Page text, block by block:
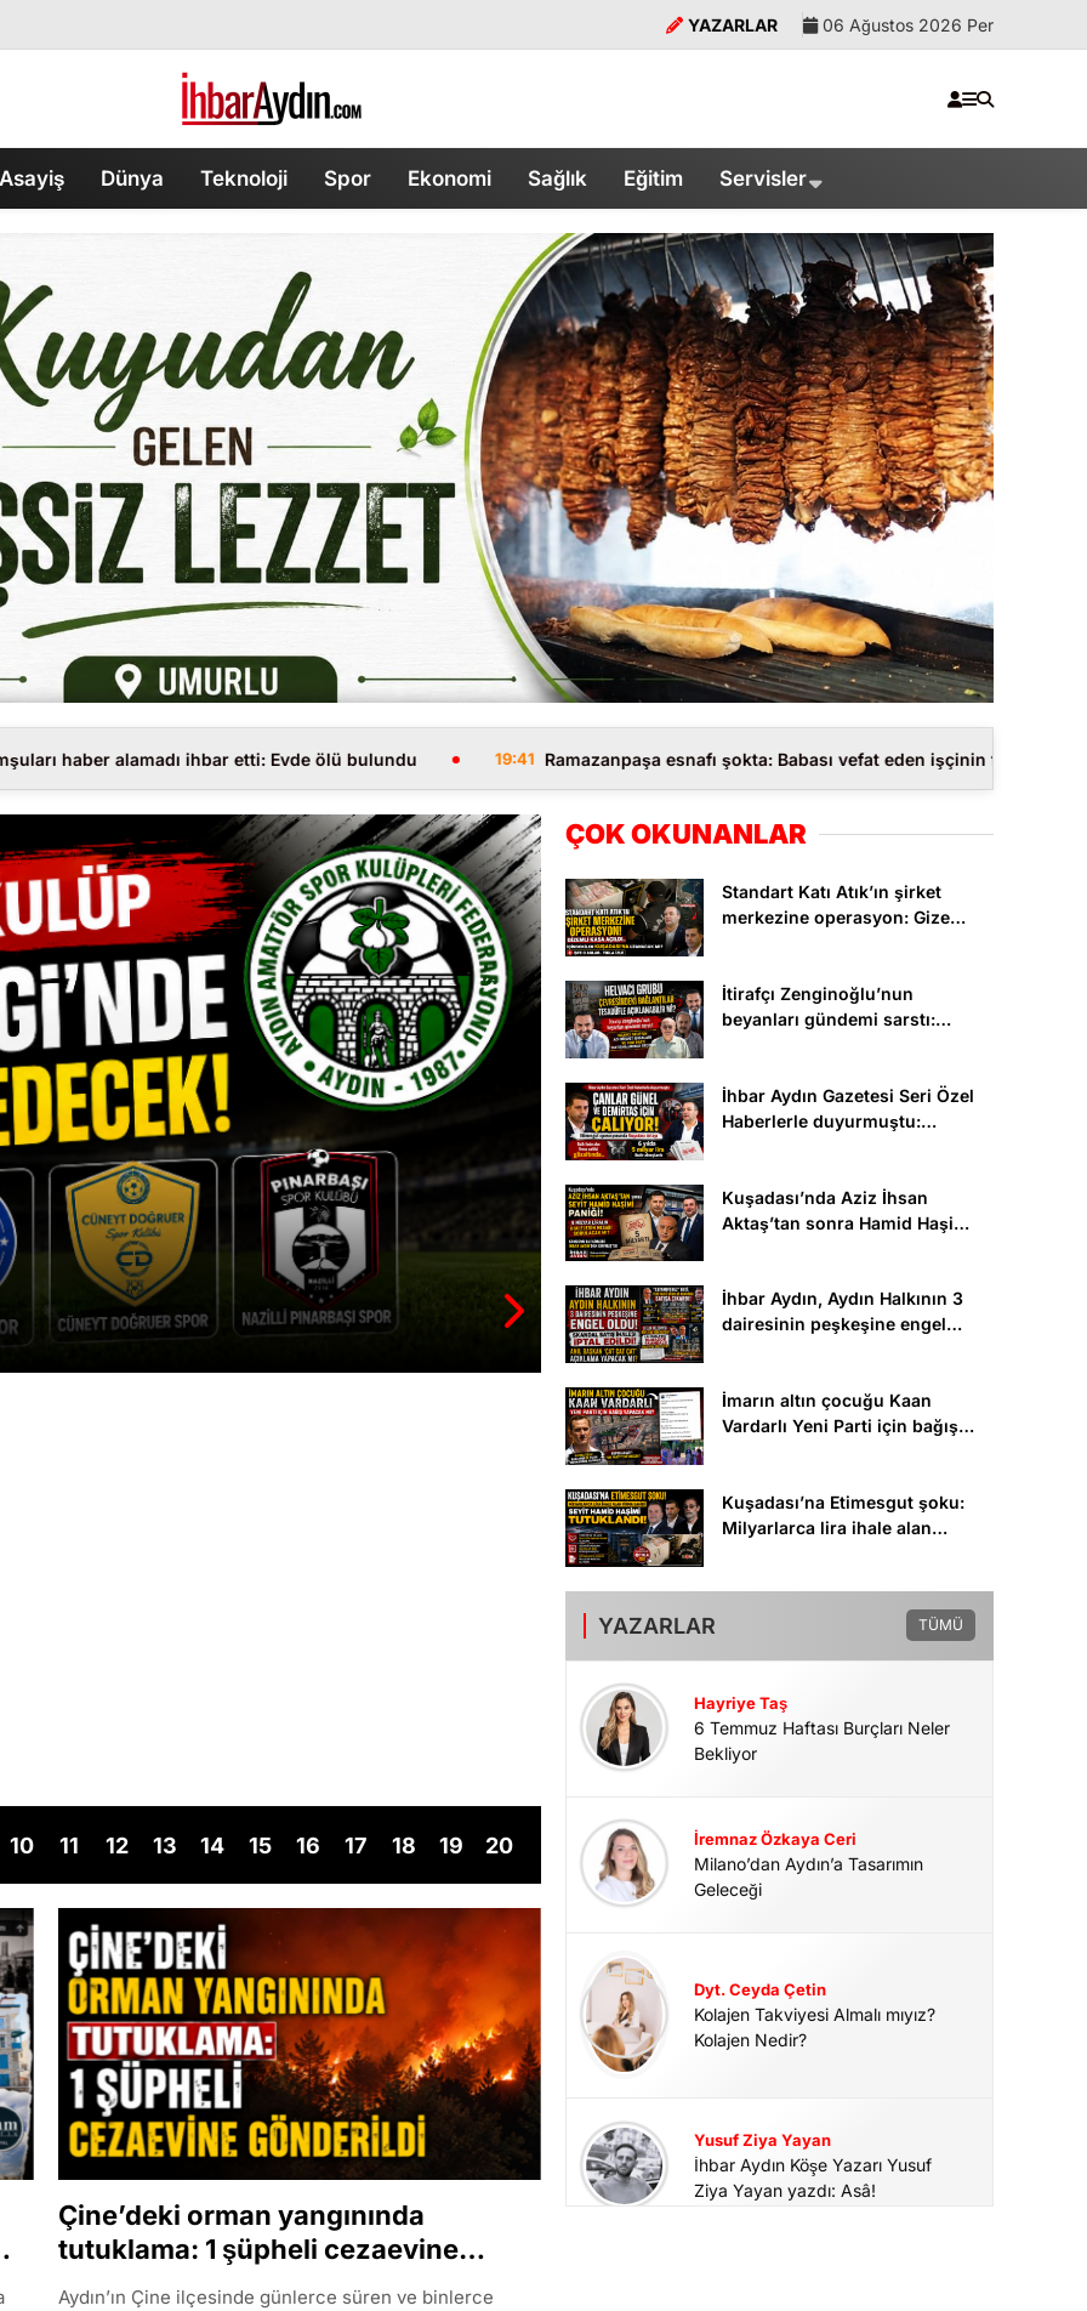
YAZARLAR 06 Ağustos 2026 Per
Dünya Teknoloji Spor Ekonomi Sağlık Eğitim Servisler
ihbar etti: Evde ölü bulundu 19:41 Ramazanpaşa esnafı şokta: Babası vefat eden işçinin feryadını İhbar Aydın
.
10 11 12 13 14 15 16 17 18 19 20
Çine’deki orman yangınında
tutuklama: 1 şüpheli cezaevine
gönderildi
Aydın’ın Çine ilçesinde günlerce süren ve binlerce
ÇOK OKUNANLAR
Standart Katı Atık’ın şirket
merkezine operasyon: Gizemli
İtirafçı Zenginoğlu’nun
beyanları gündemi sarstı:
tartışmalarında geçiyor!
İhbar Aydın Gazetesi Seri Özel
Haberlerle duyurmuştu:
sahibi gözaltında..
Kuşadası’nda Aziz İhsan
Aktaş’tan sonra Hamid Haşimi
mı?
İhbar Aydın, Aydın Halkının 3
dairesinin peşkeşine engel
İmarın altın çocuğu Kaan
Vardarlı Yeni Parti için bağış
yapamadığını yapmıştı!
Kuşadası’na Etimesgut şoku:
Milyarlarca lira ihale alan
YAZARLAR TÜMÜ
Hayriye Taş
6 Temmuz Haftası Burçları Neler
Bekliyor
İremnaz Özkaya Ceri
Milano’dan Aydın’a Tasarımın
Geleceği
Dyt. Ceyda Çetin
Kolajen Takviyesi Almalı mıyız?
Kolajen Nedir?
Yusuf Ziya Yayan
İhbar Aydın Köşe Yazarı Yusuf
Ziya Yayan yazdı: Asâ!